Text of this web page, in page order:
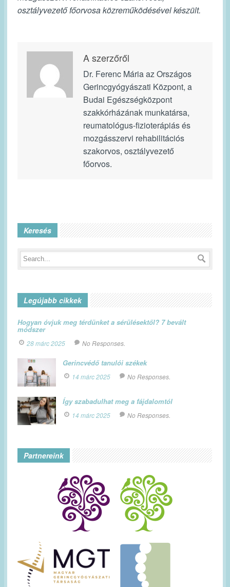
osztályvezető főorvosa közreműködésével készült.
A szerzőről
Dr. Ferenc Mária az Országos
Gerincgyógyászati Központ, a
Budai Egészségközpont
szakkórházának munkatársa,
reumatológus-fizioterápiás és
mozgásszervi rehabilitációs
szakorvos, osztályvezető
főorvos.
Keresés
Legújabb cikkek
Hogyan óvjuk meg térdünket a sérülésektől? 7 bevált
módszer
28 márc 2025 No Responses.
Gerincvédő tanulói székek
14 márc 2025 No Responses.
Így szabadulhat meg a fájdalomtól
14 márc 2025 No Responses.
Partnereink